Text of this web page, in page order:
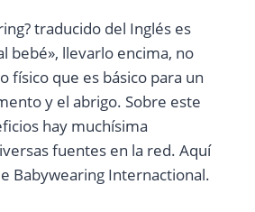
traducido del Inglés es
bebé», llevarlo encima, no
físico que es básico para un
y el abrigo. Sobre este
hay muchísima
fuentes en la red. Aquí
Babywearing Internactional.